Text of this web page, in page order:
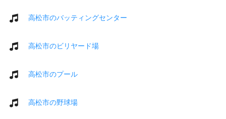
高松市のバッティングセンター
高松市のビリヤード場
高松市のプール
高松市の野球場